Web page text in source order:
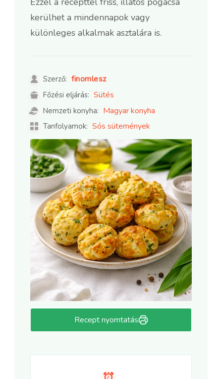
kerülhet a mindennapok vagy
különleges alkalmak asztalára is.
Szerző: finomlesz
Főzési eljárás: Sütés
Nemzeti konyha: Magyar konyha
Tanfolyamok: Sós sütemények
Recept nyomtatás